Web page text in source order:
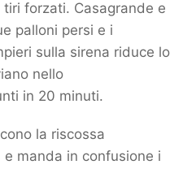
forzati. Casagrande e
palloni persi e i
sulla sirena riduce lo
nello
in 20 minuti.
la riscossa
manda in confusione i